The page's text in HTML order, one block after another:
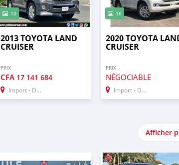
10
2013 TOYOTA LAND
CRUISER
PRIX
CFA 17 141 684
Import - Dubai
16
2020 TOYOTA
CRUISER
PRIX
NÉGOCIABLE
Import - Dubai
Afficher